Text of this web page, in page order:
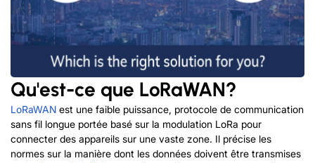
Qu'est-ce que LoRaWAN?
LoRaWAN est une faible puissance, protocole de communication
sans fil longue portée basé sur la modulation LoRa pour
connecter des appareils sur une vaste zone. Il précise les
normes sur la manière dont les données doivent être transmises